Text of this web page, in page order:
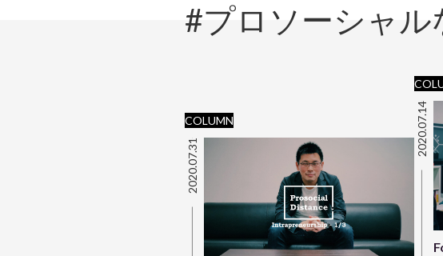
#プロソーシャル
COLUMN
2020.07.31
2020.07.14